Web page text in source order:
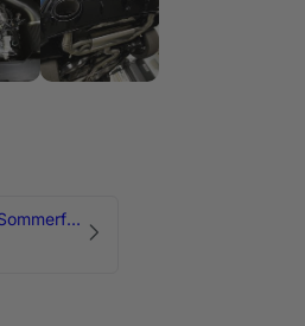
HPerformance Sommerfest 2026